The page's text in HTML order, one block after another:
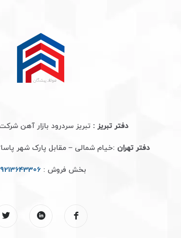
دفتر تبریز : تبریز سردرود بازار آهن
دفتر تهران :خیام شمالی – مقابل پارک شهر
بخش فروش :